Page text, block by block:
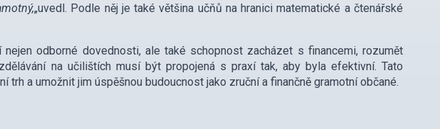
„uvedl. Podle něj je také většina učňů na hranici matematické a čtenářské
odborné dovednosti, ale také schopnost zacházet s financemi, rozumět
na učilištích musí být propojená s praxí tak, aby byla efektivní. Tato
trh a umožnit jim úspěšnou budoucnost jako zruční a finančně gramotní občané.